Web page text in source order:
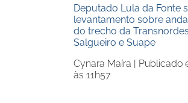
Deputado Lula da Fonte
levantamento sobre
do trecho da
Salgueiro e Suape
Cynara Maíra | Publicado
às 11h57